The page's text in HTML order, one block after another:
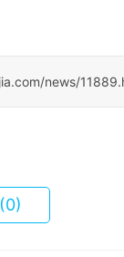
news/
(0)